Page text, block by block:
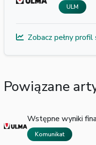
ULM
Zobacz pełny profil
Powiązane
Wstępne wyniki
Komunikat